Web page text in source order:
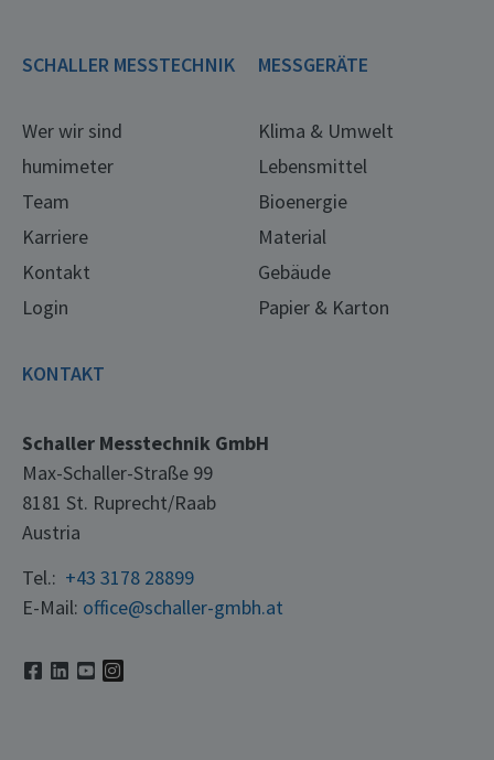
SCHALLER MESSTECHNIK
Wer wir sind
humimeter
Team
Karriere
Kontakt
Login
MESSGERÄTE
Klima & Umwelt
Lebensmittel
Bioenergie
Material
Gebäude
Papier & Karton
KONTAKT
Schaller Messtechnik GmbH
Max-Schaller-Straße 99
8181 St. Ruprecht/Raab
Austria
Tel.: +43 3178 28899
E-Mail: office@schaller-gmbh.at